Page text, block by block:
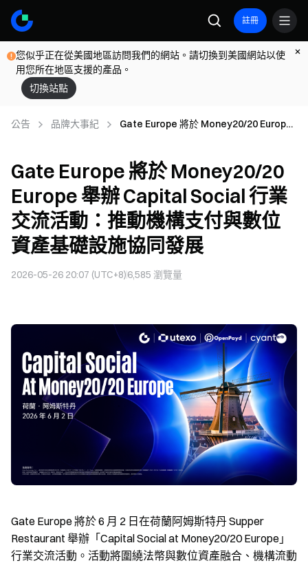
註冊
您似乎正在從美國地區訪問我們的網站。請切換到美國網站以使
用您所在地區支援的產品。
切換站點
公告 品牌大事紀
Gate Europe 將於 Money20/20 Europe
Gate Europe 將於 Money20/20
Europe 舉辦 Capital Social 行業
交流活動：推動機構支付與數位
資產基礎設施協同發展
2026-05-26 20:07 (UTC+8)6,585 瀏覽量
Gate Europe 將於 6 月 2 日在荷蘭阿姆斯特丹 Supper
Restaurant 舉辦「Capital Social at Money20/20 Europe」
行業交流活動。活動將圍繞法幣與數位資產融合、機構流動